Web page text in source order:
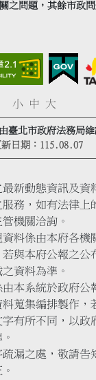
之問題，其餘市政
小 中 大
臺北市政府法務局
日期： 115.08.07
新動態資訊及資
務，如有法律上
機關洽詢。
料係由本府各機
與本府公報之公
資料為準。
本系統於政府公
蒐集編排製作，
有所不同，以政
漏之處，敬請告